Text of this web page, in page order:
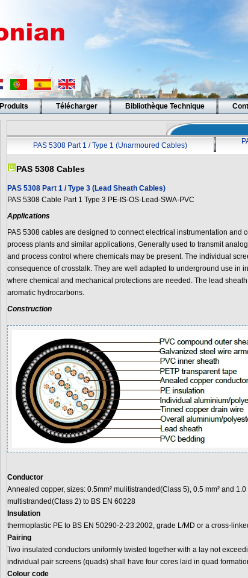
Produits Télécharger Bibliothèque Technique
PAS 5308 Part 1 / Type 1 (Unarmoured Cables)
PAS 5308 Cables
PAS 5308 Part 1 / Type 3 (Lead Sheath Cables)
PAS 5308 Cable Part 1 Type 3 PE-IS-OS-Lead-SWA-PVC
Applications
PAS 5308 cables are designed to connect electrical instrumentation and
process plants and similar applications, Generally used to transmit
and process control where chemicals may be present. The individual
consequence of crosstalk. They are well adapted to underground use in
where chemical and mechanical protections are needed. The lead
aromatic hydrocarbons.
Construction
Conductor
Annealed copper, sizes: 0.5mm² mulitistranded(Class 5), 0.5 mm² and
multistranded(Class 2) to BS EN 60228
Insulation
thermoplastic PE to BS EN 50290-2-23:2002, grade L/MD or a cross-
Pairing
Two insulated conductors uniformly twisted together with a lay not
individual pair screens (quads) shall have four cores laid in quad
Colour code